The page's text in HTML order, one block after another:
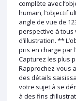
complète avec
humain, l’objectif
angle de vue de
perspective à tous
d’illustration. **
pris en charge par
Capturez les plus
Rapprochez-vous
des détails
votre sujet à se
à des fins